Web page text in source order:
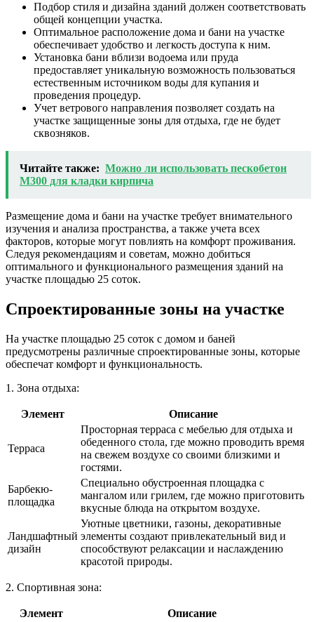
Подбор стиля и дизайна зданий должен соответствовать
общей концепции участка.
Оптимальное расположение дома и бани на участке
обеспечивает удобство и легкость доступа к ним.
Установка бани вблизи водоема или пруда
предоставляет уникальную возможность пользоваться
естественным источником воды для купания и
проведения процедур.
Учет ветрового направления позволяет создать на
участке защищенные зоны для отдыха, где не будет
сквозняков.
Читайте также: Можно ли использовать пескобетон
М300 для кладки кирпича
Размещение дома и бани на участке требует внимательного
изучения и анализа пространства, а также учета всех
факторов, которые могут повлиять на комфорт проживания.
Следуя рекомендациям и советам, можно добиться
оптимального и функционального размещения зданий на
участке площадью 25 соток.
Спроектированные зоны на участке
На участке площадью 25 соток с домом и баней
предусмотрены различные спроектированные зоны, которые
обеспечат комфорт и функциональность.
1. Зона отдыха:
Элемент Описание
Терраса
Просторная терраса с мебелью для отдыха и
обеденного стола, где можно проводить время
на свежем воздухе со своими близкими и
гостями.
Барбекю-
площадка
Специально обустроенная площадка с
мангалом или грилем, где можно приготовить
вкусные блюда на открытом воздухе.
Ландшафтный
дизайн
Уютные цветники, газоны, декоративные
элементы создают привлекательный вид и
способствуют релаксации и наслаждению
красотой природы.
2. Спортивная зона:
Элемент
Описание